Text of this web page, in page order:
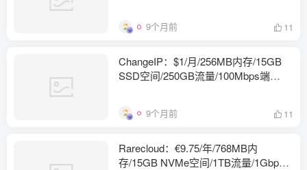
9个月前 11
ChangeIP：$1/月/256MB内存/15GB
SSD空间/250GB流量/100Mbps端
9个月前 11
Rarecloud：€9.75/年/768MB内
存/15GB NVMe空间/1TB流量/1Gbps